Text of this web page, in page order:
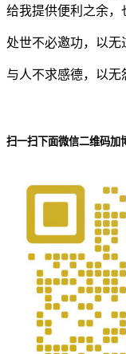
给我提供便利之余，
处世不必邀功，以无
与人不求感德，以无
扫一扫下面微信二维码加